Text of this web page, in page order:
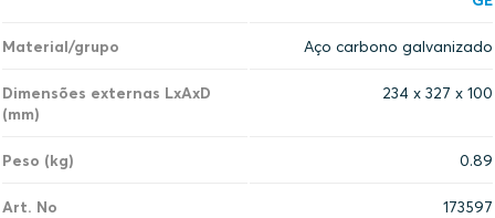
Material/grupo Aço carbono galvanizado
Dimensões externas LxAxD
(mm)
234 x 327 x 100
Peso (kg) 0.89
Art. No 173597